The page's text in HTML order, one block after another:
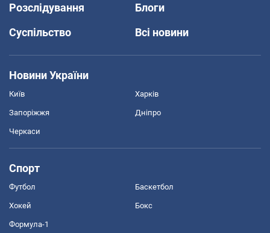
Розслідування
Блоги
Суспільство
Всі новини
Новини України
Київ Харків
Запоріжжя Дніпро
Черкаси
Спорт
Футбол Баскетбол
Хокей Бокс
Формула-1